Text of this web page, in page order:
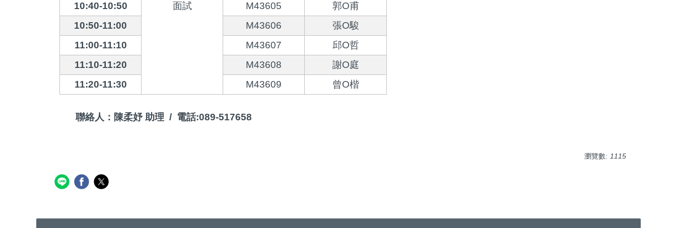
面試
10:40-10:50
M43605
郭O甫
10:50-11:00
M43606
張O駿
11:00-11:10
M43607
邱O哲
11:10-11:20
M43608
謝O庭
11:20-11:30
M43609 曾O楷
聯絡人：陳柔妤 助理 / 電話:089-517658
瀏覽數: 1115